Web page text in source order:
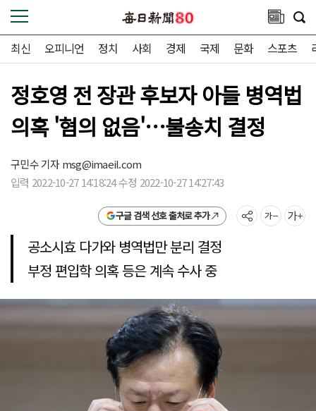
최신 오피니언 정치 사회 경제 국제 문화 스포츠
정호영 전 장관 후보자 아들 병역법
의혹 '혐의 없음'…불송치 결정
구민수 기자msg@imaeil.com
입력 2022-10-27 14:18:24 수정 2022-10-27 14:27:43
구글 검색 선호 출처로 추가
공소시효 다가와 병역법만 분리 결정
부정 편입학 의혹 등은 계속 수사 중